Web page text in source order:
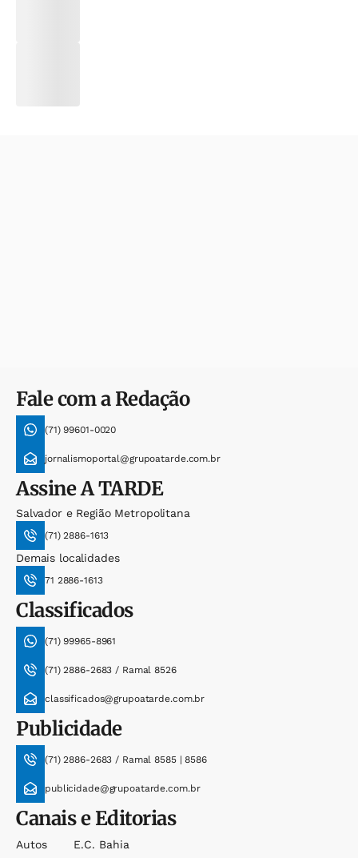
Fale com a Redação
(71) 99601-0020
jornalismoportal@grupoatarde.com.br
AssineA TARDE
Salvador e Região Metropolitana
(71) 2886-1613
Demais localidades
71 2886-1613
Classificados
(71) 99965-8961
(71) 2886-2683 / Ramal 8526
classificados@grupoatarde.com.br
Publicidade
(71) 2886-2683 / Ramal 8585 | 8586
publicidade@grupoatarde.com.br
Canais e Editorias
Autos
E.c. Bahia